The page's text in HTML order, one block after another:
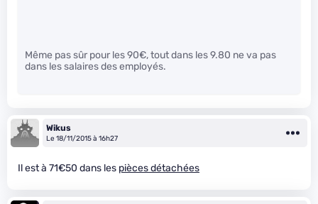
Même pas sûr pour les 90€, tout dans les 9.80 ne va pas
dans les salaires des employés.
Wikus
Le 18/11/2015 à 16h27
Il est à 71€50 dans les pièces détachées